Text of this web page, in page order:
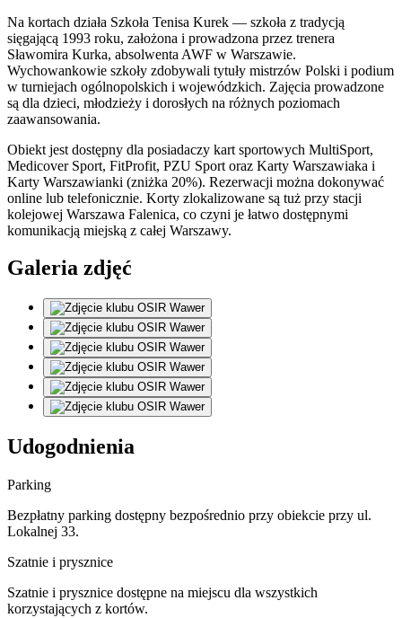
Na kortach działa Szkoła Tenisa Kurek — szkoła z tradycją
sięgającą 1993 roku, założona i prowadzona przez trenera
Sławomira Kurka, absolwenta AWF w Warszawie.
Wychowankowie szkoły zdobywali tytuły mistrzów Polski i podium
w turniejach ogólnopolskich i wojewódzkich. Zajęcia prowadzone
są dla dzieci, młodzieży i dorosłych na różnych poziomach
zaawansowania.
Obiekt jest dostępny dla posiadaczy kart sportowych MultiSport,
Medicover Sport, FitProfit, PZU Sport oraz Karty Warszawiaka i
Karty Warszawianki (zniżka 20%). Rezerwacji można dokonywać
online lub telefonicznie. Korty zlokalizowane są tuż przy stacji
kolejowej Warszawa Falenica, co czyni je łatwo dostępnymi
komunikacją miejską z całej Warszawy.
Galeria zdjęć
Udogodnienia
Parking
Bezpłatny parking dostępny bezpośrednio przy obiekcie przy ul.
Lokalnej 33.
Szatnie i prysznice
Szatnie i prysznice dostępne na miejscu dla wszystkich
korzystających z kortów.